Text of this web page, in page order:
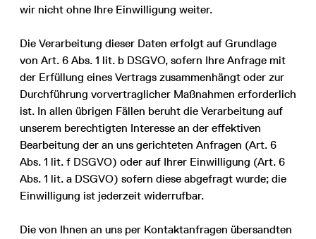
wir nicht ohne Ihre Einwilligung weiter.
Die Verarbeitung dieser Daten erfolgt auf Grundlage
von Art. 6 Abs. 1 lit. b DSGVO, sofern Ihre Anfrage mit
der Erfüllung eines Vertrags zusammenhängt oder zur
Durchführung vorvertraglicher Maßnahmen erforderlich
ist. In allen übrigen Fällen beruht die Verarbeitung auf
unserem berechtigten Interesse an der effektiven
Bearbeitung der an uns gerichteten Anfragen (Art. 6
Abs. 1 lit. f DSGVO) oder auf Ihrer Einwilligung (Art. 6
Abs. 1 lit. a DSGVO) sofern diese abgefragt wurde; die
Einwilligung ist jederzeit widerrufbar.
Die von Ihnen an uns per Kontaktanfragen übersandten